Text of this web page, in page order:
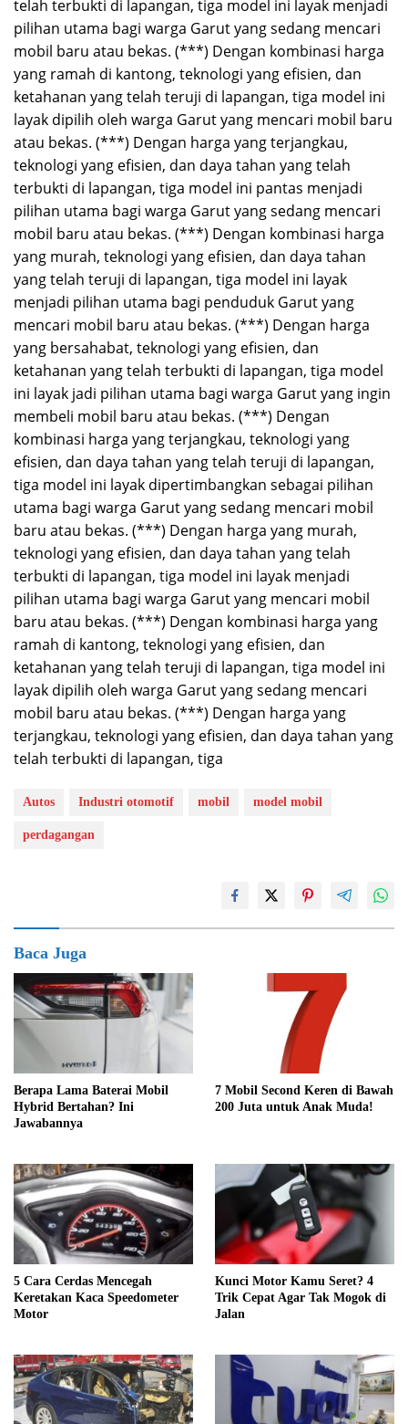
telah terbukti di lapangan, tiga model ini layak menjadi
pilihan utama bagi warga Garut yang sedang mencari
mobil baru atau bekas. (***) Dengan kombinasi harga
yang ramah di kantong, teknologi yang efisien, dan
ketahanan yang telah teruji di lapangan, tiga model ini
layak dipilih oleh warga Garut yang mencari mobil baru
atau bekas. (***) Dengan harga yang terjangkau,
teknologi yang efisien, dan daya tahan yang telah
terbukti di lapangan, tiga model ini pantas menjadi
pilihan utama bagi warga Garut yang sedang mencari
mobil baru atau bekas. (***) Dengan kombinasi harga
yang murah, teknologi yang efisien, dan daya tahan
yang telah teruji di lapangan, tiga model ini layak
menjadi pilihan utama bagi penduduk Garut yang
mencari mobil baru atau bekas. (***) Dengan harga
yang bersahabat, teknologi yang efisien, dan
ketahanan yang telah terbukti di lapangan, tiga model
ini layak jadi pilihan utama bagi warga Garut yang ingin
membeli mobil baru atau bekas. (***) Dengan
kombinasi harga yang terjangkau, teknologi yang
efisien, dan daya tahan yang telah teruji di lapangan,
tiga model ini layak dipertimbangkan sebagai pilihan
utama bagi warga Garut yang sedang mencari mobil
baru atau bekas. (***) Dengan harga yang murah,
teknologi yang efisien, dan daya tahan yang telah
terbukti di lapangan, tiga model ini layak menjadi
pilihan utama bagi warga Garut yang mencari mobil
baru atau bekas. (***) Dengan kombinasi harga yang
ramah di kantong, teknologi yang efisien, dan
ketahanan yang telah teruji di lapangan, tiga model ini
layak dipilih oleh warga Garut yang sedang mencari
mobil baru atau bekas. (***) Dengan harga yang
terjangkau, teknologi yang efisien, dan daya tahan yang
telah terbukti di lapangan, tiga
Autos Industri otomotif mobil model mobil
perdagangan
Baca Juga
Berapa Lama Baterai Mobil
Hybrid Bertahan? Ini
Jawabannya
7 Mobil Second Keren di Bawah
200 Juta untuk Anak Muda!
5 Cara Cerdas Mencegah
Keretakan Kaca Speedometer
Motor
Kunci Motor Kamu Seret? 4
Trik Cepat Agar Tak Mogok di
Jalan